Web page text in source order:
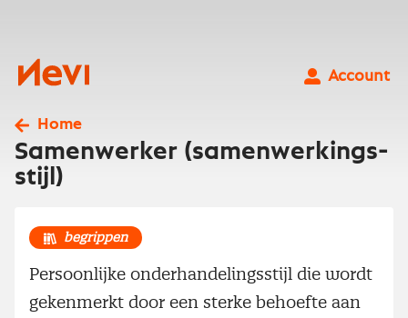
Nevi
Account
Home
Samenwerker (samenwerkings-
stijl)
begrippen
Persoonlijke onderhandelingsstijl die wordt
gekenmerkt door een sterke behoefte aan